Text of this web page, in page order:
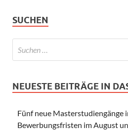
SUCHEN
NEUESTE BEITRÄGE IN
Fünf neue Masterstudiengänge
Bewerbungsfristen im August